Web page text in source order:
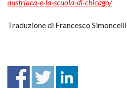
austriaca-e-la-scuola-di-chicago/
Traduzione di Francesco Simoncelli